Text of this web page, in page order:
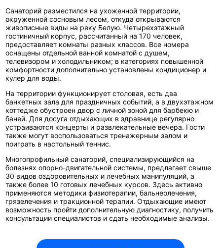
Санаторий разместился на ухоженной территории,
окруженной сосновым лесом, откуда открываются
живописные виды на реку Белую. Четырехэтажный
гостиничный корпус, рассчитанный на 170 человек,
предоставляет комнаты разных классов. Все номера
оснащены отдельной ванной комнатой с душем,
телевизором и холодильником; в категориях повышенной
комфортности дополнительно установлены кондиционер и
кулер для воды.
На территории функционирует столовая, есть два
банкетных зала для праздничных событий, а в двухэтажном
коттедже обустроен двор с личной зоной для барбекю и
баней. Для досуга отдыхающих в здравнице регулярно
устраиваются концерты и развлекательные вечера. Гости
также могут воспользоваться тренажерным залом и
поиграть в настольный теннис.
Многопрофильный санаторий, специализирующийся на
болезнях опорно-двигательной системы, предлагает свыше
30 видов оздоровительных и лечебных манипуляций, а
также более 10 готовых лечебных курсов. Здесь активно
применяются методики физиотерапии, бальнеолечения,
грязелечения и тракционной терапии. Отдыхающие имеют
возможность пройти дополнительную диагностику, получить
консультации специалистов и сдать необходимые анализы.